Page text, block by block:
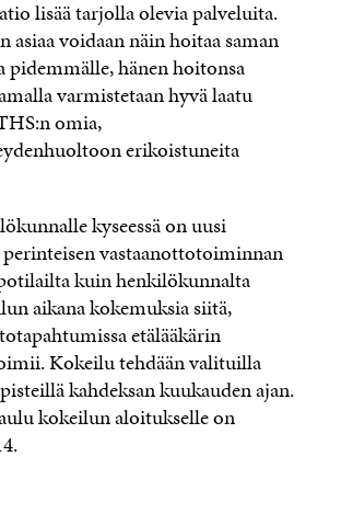
lisää tarjolla olevia palveluita.
asiaa voidaan näin hoitaa saman
pidemmälle, hänen hoitonsa
varmistetaan hyvä laatu
omia,
erikoistuneita
kyseessä on uusi
vastaanottotoiminnan
kuin henkilökunnalta
aikana kokemuksia siitä,
etälääkärin
Kokeilu tehdään valituilla
kahdeksan kuukauden ajan.
kokeilun aloitukselle on